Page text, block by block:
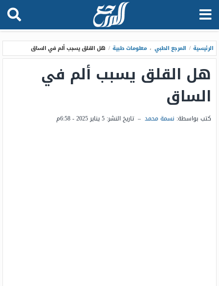
الرئيسية / المرجع الطبي ، معلومات طبية / هل القلق يسبب ألم في الساق
هل القلق يسبب ألم في
الساق
كتب بواسطة: نسمة محمد – تاريخ النشر: 5 يناير 2025 - 6:58م